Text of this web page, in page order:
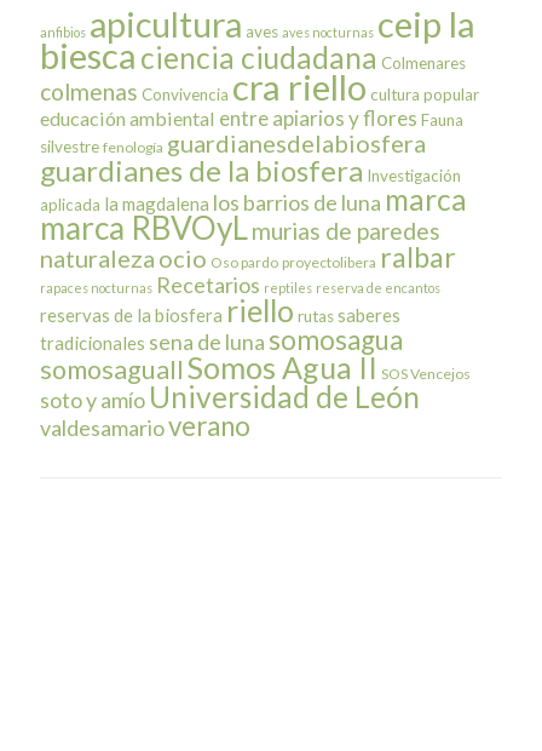
anfibios apicultura aves aves nocturnas ceip la
biesca ciencia ciudadana Colmenares
colmenas Convivencia cra riello cultura popular
educación ambiental entre apiarios y flores Fauna
silvestre fenología guardianesdelabiosfera
guardianes de la biosfera Investigación
aplicada la magdalena los barrios de luna marca
marca RBVOyLmurias de paredes
naturaleza ocio Oso pardo proyectolibera ralbar
rapaces nocturnas Recetarios reptiles reserva de encantos
reservas de la biosfera riello rutassaberes
tradicionales sena de luna somosagua
somosaguaIISomos Agua II SOS Vencejos
soto y amío Universidad de León
valdesamarioverano